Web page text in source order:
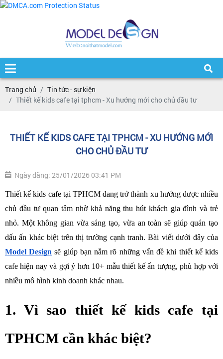
Trang chủ
Tin tức - sự kiện
Thiết kế kids cafe tại tphcm - Xu hướng mới cho chủ đầu tư
THIẾT KẾ KIDS CAFE TẠI TPHCM - XU HƯỚNG MỚI
CHO CHỦ ĐẦU TƯ
Ngày đăng: 25/01/2026 03:41 PM
Thiết kế kids cafe tại TPHCM đang trở thành xu hướng được nhiều
chủ đầu tư quan tâm nhờ khả năng thu hút khách gia đình và trẻ
nhỏ. Một không gian vừa sáng tạo, vừa an toàn sẽ giúp quán tạo
Model Design sẽ giúp bạn nắm rõ những vấn đề khi thiết kế kids
cafe hiện nay và gợi ý hơn 10+ mẫu thiết kế ấn tượng, phù hợp với
nhiều mô hình kinh doanh khác nhau.
1. Vì sao thiết kế kids cafe tại
TPHCM cần khác biệt?